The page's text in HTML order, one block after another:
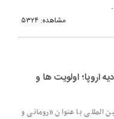
مشاهده: ۵۳۲۴
اروپا؛ اولویت ها و
با عنوان «رومانی و